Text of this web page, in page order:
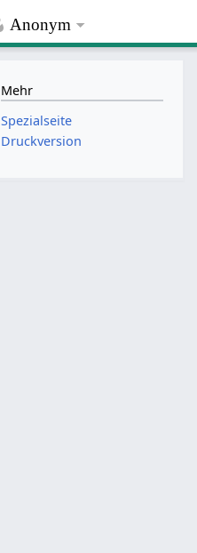
Anonym
Mehr
Spezialseite
Druckversion